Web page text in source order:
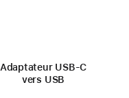
Adaptateur USB-C
vers USB